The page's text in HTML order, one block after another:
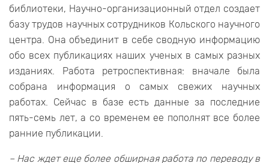
библиотеки, Научно-организационный отдел создает
базу трудов научных сотрудников Кольского научного
центра. Она объединит в себе сводную информацию
обо всех публикациях наших ученых в самых разных
изданиях. Работа ретроспективная: вначале была
собрана информация о самых свежих научных
работах. Сейчас в базе есть данные за последние
пять-семь лет, а со временем ее пополнят все более
ранние публикации.
– Нас ждет еще более обширная работа по переводу в